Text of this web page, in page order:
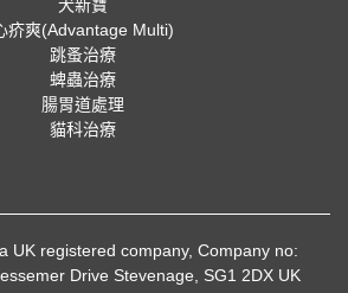
犬新寶
疥爽(Advantage Multi)
跳蚤治療
蜱蟲治療
腸胃道處理
貓科治療
UK registered company, Company no:
Drive Stevenage, SG1 2DX UK